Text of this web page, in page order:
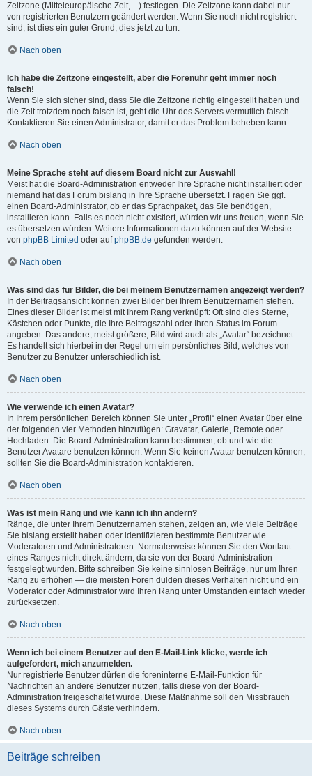
Zeitzone (Mitteleuropäische Zeit, ...) festlegen. Die Zeitzone kann dabei nur
von registrierten Benutzern geändert werden. Wenn Sie noch nicht registriert
sind, ist dies ein guter Grund, dies jetzt zu tun.
Nach oben
Ich habe die Zeitzone eingestellt, aber die Forenuhr geht immer noch
falsch!
Wenn Sie sich sicher sind, dass Sie die Zeitzone richtig eingestellt haben und
die Zeit trotzdem noch falsch ist, geht die Uhr des Servers vermutlich falsch.
Kontaktieren Sie einen Administrator, damit er das Problem beheben kann.
Nach oben
Meine Sprache steht auf diesem Board nicht zur Auswahl!
Meist hat die Board-Administration entweder Ihre Sprache nicht installiert oder
niemand hat das Forum bislang in Ihre Sprache übersetzt. Fragen Sie ggf.
einen Board-Administrator, ob er das Sprachpaket, das Sie benötigen,
installieren kann. Falls es noch nicht existiert, würden wir uns freuen, wenn Sie
es übersetzen würden. Weitere Informationen dazu können auf der Website
von phpBB Limited oder aufphpBB.de gefunden werden.
Nach oben
Was sind das für Bilder, die bei meinem Benutzernamen angezeigt werden?
In der Beitragsansicht können zwei Bilder bei Ihrem Benutzernamen stehen.
Eines dieser Bilder ist meist mit Ihrem Rang verknüpft: Oft sind dies Sterne,
Kästchen oder Punkte, die Ihre Beitragszahl oder Ihren Status im Forum
angeben. Das andere, meist größere, Bild wird auch als „Avatar“ bezeichnet.
Es handelt sich hierbei in der Regel um ein persönliches Bild, welches von
Benutzer zu Benutzer unterschiedlich ist.
Nach oben
Wie verwende ich einen Avatar?
In Ihrem persönlichen Bereich können Sie unter „Profil“ einen Avatar über eine
der folgenden vier Methoden hinzufügen: Gravatar, Galerie, Remote oder
Hochladen. Die Board-Administration kann bestimmen, ob und wie die
Benutzer Avatare benutzen können. Wenn Sie keinen Avatar benutzen können,
sollten Sie die Board-Administration kontaktieren.
Nach oben
Was ist mein Rang und wie kann ich ihn ändern?
Ränge, die unter Ihrem Benutzernamen stehen, zeigen an, wie viele Beiträge
Sie bislang erstellt haben oder identifizieren bestimmte Benutzer wie
Moderatoren und Administratoren. Normalerweise können Sie den Wortlaut
eines Ranges nicht direkt ändern, da sie von der Board-Administration
festgelegt wurden. Bitte schreiben Sie keine sinnlosen Beiträge, nur um Ihren
Rang zu erhöhen — die meisten Foren dulden dieses Verhalten nicht und ein
Moderator oder Administrator wird Ihren Rang unter Umständen einfach wieder
zurücksetzen.
Nach oben
Wenn ich bei einem Benutzer auf den E-Mail-Link klicke, werde ich
aufgefordert, mich anzumelden.
Nur registrierte Benutzer dürfen die foreninterne E-Mail-Funktion für
Nachrichten an andere Benutzer nutzen, falls diese von der Board-
Administration freigeschaltet wurde. Diese Maßnahme soll den Missbrauch
dieses Systems durch Gäste verhindern.
Nach oben
Beiträge schreiben